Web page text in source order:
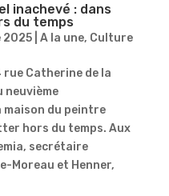
inachevé : dans
du temps
2025| A la une, Culture
rue Catherine de la
neuvième
maison du peintre
hors du temps. Aux
secrétaire
Moreau et Henner,